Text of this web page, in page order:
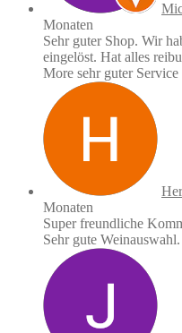
Monaten
Sehr guter Shop. Wir
eingelöst. Hat alles
More sehr guter
Monaten
Super freundliche
Sehr gute Weinauswahl.